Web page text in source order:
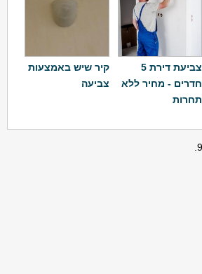
צביעת דירת 5
חדרים - מחיר ללא
תחרות
קיר שיש באמצעות
צביעה